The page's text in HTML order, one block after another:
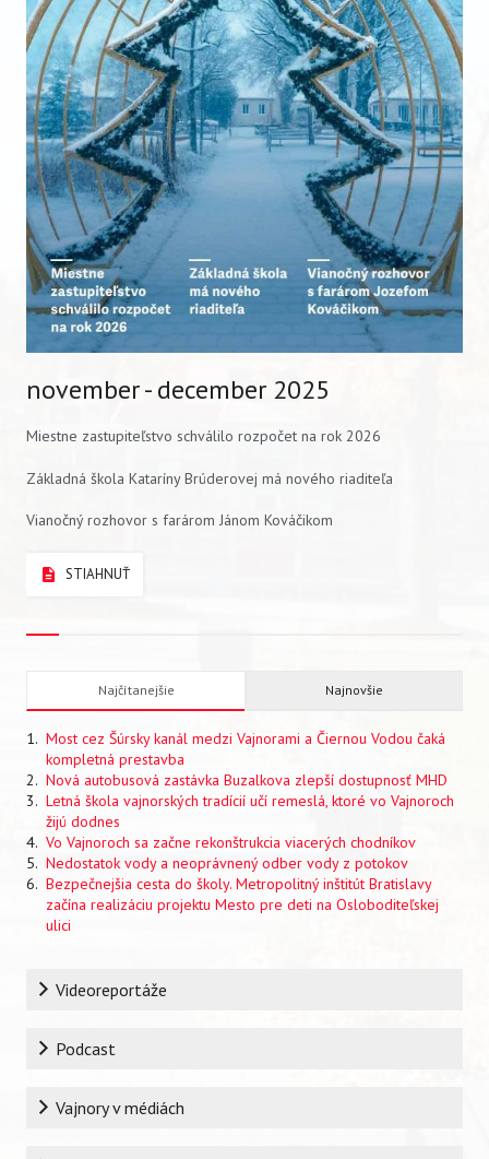
VIDEO
AUDIO
ARCHÍV VYDANÍ
november - december 2025
Miestne zastupiteľstvo schválilo rozpočet na rok 2026
Základná škola Kataríny Brúderovej má nového riaditeľa
Vianočný rozhovor s farárom Jánom Kováčikom
STIAHNUŤ
Najčítanejšie Najnovšie
Most cez Šúrsky kanál medzi Vajnorami a Čiernou Vodou čaká
kompletná prestavba
Nová autobusová zastávka Buzalkova zlepší dostupnosť MHD
Letná škola vajnorských tradícií učí remeslá, ktoré vo Vajnoroch
žijú dodnes
Vo Vajnoroch sa začne rekonštrukcia viacerých chodníkov
Nedostatok vody a neoprávnený odber vody z potokov
Bezpečnejšia cesta do školy. Metropolitný inštitút Bratislavy
začína realizáciu projektu Mesto pre deti na Osloboditeľskej
ulici
RubrikaVideoreportáže
Podcast
Vajnory v médiách